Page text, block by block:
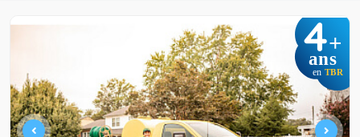
4+
ans
en TBR